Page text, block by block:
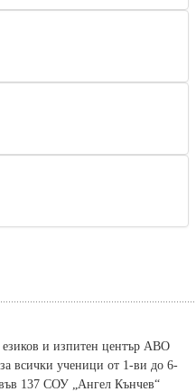
езиков и изпитен център АВО
за всички ученици от 1-ви до 6-
137 СОУ „Ангел Кънчев“